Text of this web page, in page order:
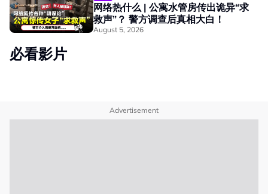
网络热什么 | 公寓水管房传出诡异“求
救声”？ 警方调查后真相大白！
August 5, 2026
必看影片
Advertisement